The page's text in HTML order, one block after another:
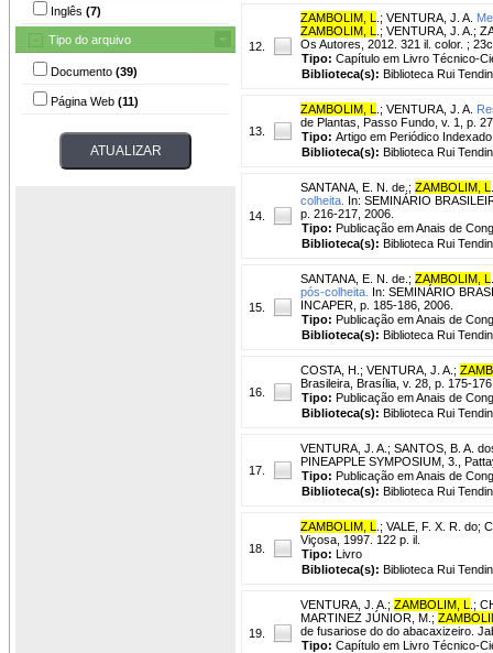
Inglês (7)
Tipo do arquivo
Documento (39)
Página Web (11)
12.
ZAMBOLIM, L ; VENTURA, J. A.
ZAMBOLIM, L
.; VENTURA, J. A.;
Os Autores, 2012. 321 il. color. ;
Tipo: Capítulo em Livro Técnico-
Biblioteca(s): Biblioteca Rui
13.
ZAMBOLIM, L ; VENTURA, J. A.
de Plantas, Passo Fundo, v. 1, p.
Tipo: Artigo em Periódico Indexado
Biblioteca(s): Biblioteca Rui
14.
SANTANA, E. N. de. ; ZAMBOLIM, L
colheita. In: SEMINÁRIO
p. 216-217, 2006.
Tipo: Publicação em Anais de
Biblioteca(s): Biblioteca Rui
15.
SANTANA, E. N. de. ; ZAMBOLIM, L
pós-colheita. In: SEMINÁRIO
INCAPER, p. 185-186, 2006.
Tipo: Publicação em Anais de
Biblioteca(s): Biblioteca Rui
16.
COSTA, H. ; VENTURA, J. A. ;
Brasileira, Brasília, v. 28, p. 175-
Tipo: Publicação em Anais de
Biblioteca(s): Biblioteca Rui
17.
VENTURA, J. A. ; SANTOS, B. A.
PINEAPPLE SYMPOSIUM, 3.,
Tipo: Publicação em Anais de
Biblioteca(s): Biblioteca Rui
18.
ZAMBOLIM, L ; VALE, F. X. R. do;
Viçosa, 1997. 122 p. il.
Tipo: Livro
Biblioteca(s): Biblioteca Rui
19.
VENTURA, J. A. ; ZAMBOLIM, L ;
MARTINEZ JÚNIOR, M.;
de fusariose do do abacaxizeiro.
Tipo: Capítulo em Livro Técnico-